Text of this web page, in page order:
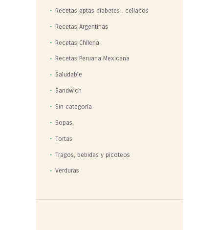
Recetas aptas diabetes . celiacos
Recetas Argentinas
Recetas Chilena
Recetas Peruana Mexicana
Saludable
Sandwich
Sin categoría
Sopas,
Tortas
Tragos, bebidas y picoteos
Verduras